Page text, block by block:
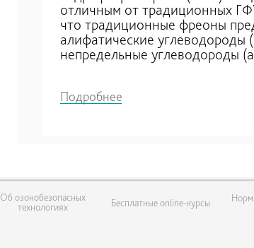
отличным от традиционных
что традиционные фреоны
алифатические
непредельные углеводороды
Подробнее
Об озонобезопасных
технологиях
Бесплатные online-курсы